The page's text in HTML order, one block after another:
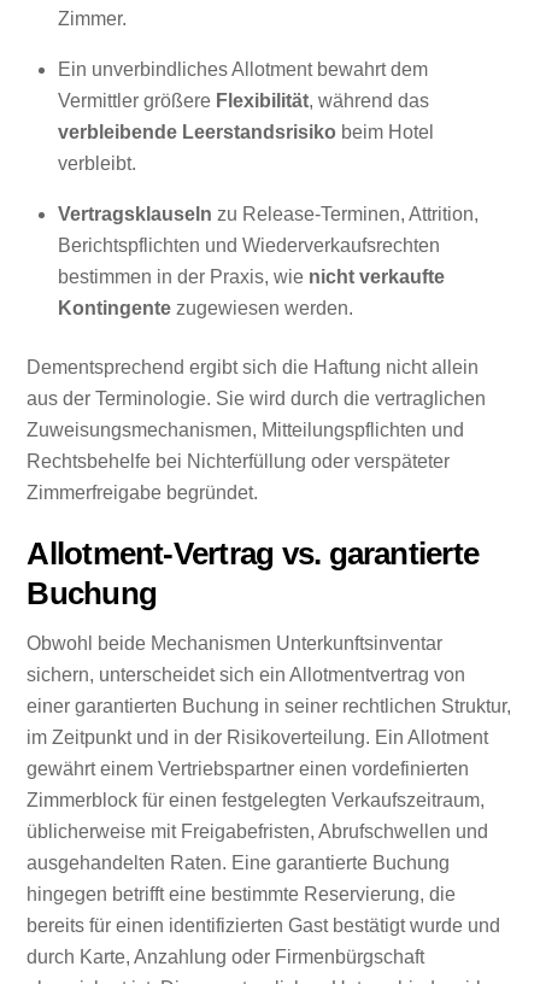
Zimmer.
Ein unverbindliches Allotment bewahrt dem
Vermittler größere Flexibilität, während das
verbleibende Leerstandsrisiko beim Hotel
verbleibt.
Vertragsklauseln zu Release-Terminen, Attrition,
Berichtspflichten und Wiederverkaufsrechten
bestimmen in der Praxis, wie nicht verkaufte
Kontingente zugewiesen werden.
Dementsprechend ergibt sich die Haftung nicht allein
aus der Terminologie. Sie wird durch die vertraglichen
Zuweisungsmechanismen, Mitteilungspflichten und
Rechtsbehelfe bei Nichterfüllung oder verspäteter
Zimmerfreigabe begründet.
Allotment-Vertrag vs. garantierte
Buchung
Obwohl beide Mechanismen Unterkunftsinventar
sichern, unterscheidet sich ein Allotmentvertrag von
einer garantierten Buchung in seiner rechtlichen Struktur,
im Zeitpunkt und in der Risikoverteilung. Ein Allotment
gewährt einem Vertriebspartner einen vordefinierten
Zimmerblock für einen festgelegten Verkaufszeitraum,
üblicherweise mit Freigabefristen, Abrufschwellen und
ausgehandelten Raten. Eine garantierte Buchung
hingegen betrifft eine bestimmte Reservierung, die
bereits für einen identifizierten Gast bestätigt wurde und
durch Karte, Anzahlung oder Firmenbürgschaft